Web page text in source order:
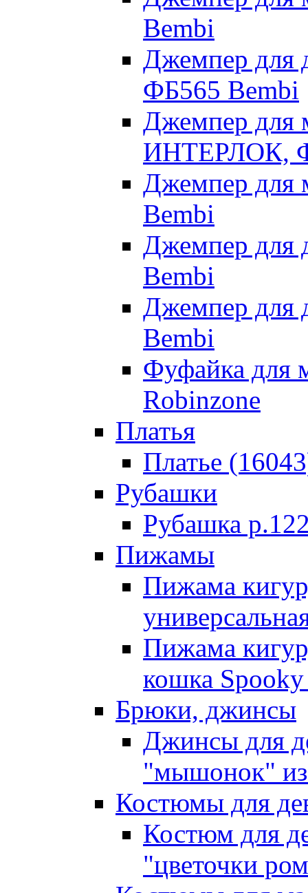
Bembi
Джемпер для
ФБ565 Bembi
Джемпер для
ИНТЕРЛОК,
Джемпер для
Bembi
Джемпер для
Bembi
Джемпер для
Bembi
Фуфайка для
Robinzone
Платья
Платье
Рубашки
Рубашка
Пижамы
Пижама
Пижама
кошка Spooky
Брюки, джинсы
Джинсы для
"мышонок"
Костюмы для
Костюм для
"цветочки